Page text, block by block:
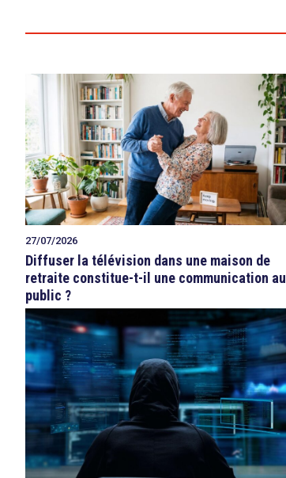
27/07/2026
Diffuser la télévision dans une maison de
retraite constitue-t-il une communication au
public ?